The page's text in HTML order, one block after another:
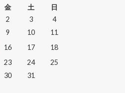
金 土
日
2 3
4
9 10
11
16 17
18
23 24
25
30
31